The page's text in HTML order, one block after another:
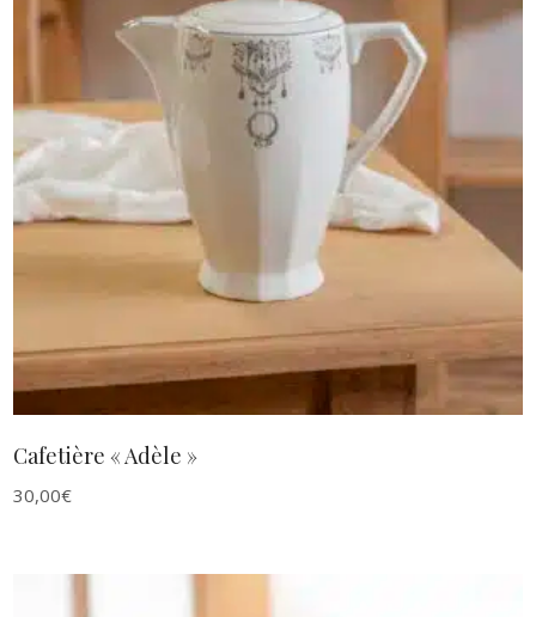
AJOUTER AU PANIER
Cafetière « Adèle »
30,00€